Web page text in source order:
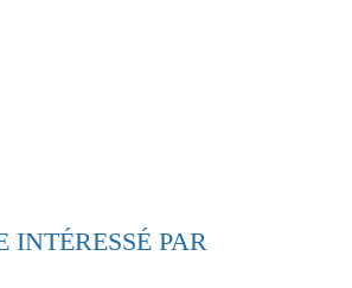
INTÉRESSÉ PAR